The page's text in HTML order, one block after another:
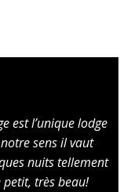
est l’unique lodge
sens il vaut
nuits tellement
très beau!